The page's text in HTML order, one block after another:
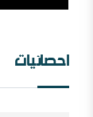
احصائيات